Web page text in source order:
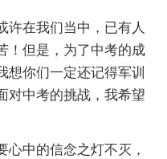
许在我们当中，已有人
！但是，为了中考的成
想你们一定还记得军训
对中考的挑战，我希望
心中的信念之灯不灭，